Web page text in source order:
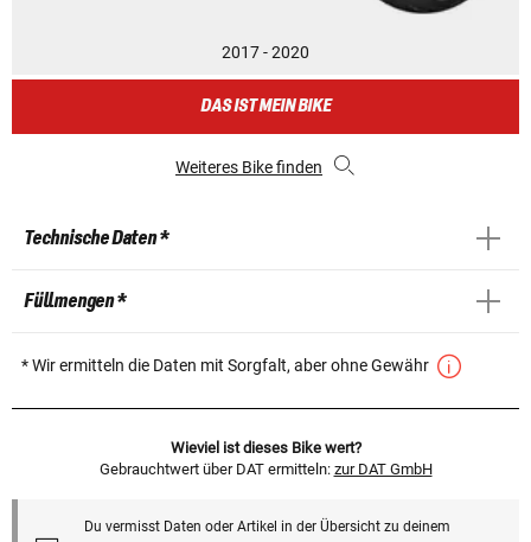
2017 - 2020
DAS IST MEIN BIKE
Weiteres Bike finden
Technische Daten *
Füllmengen *
* Wir ermitteln die Daten mit Sorgfalt, aber ohne Gewähr
Wieviel ist dieses Bike wert?
Gebrauchtwert über DAT ermitteln: zur DAT GmbH
Du vermisst Daten oder Artikel in der Übersicht zu deinem